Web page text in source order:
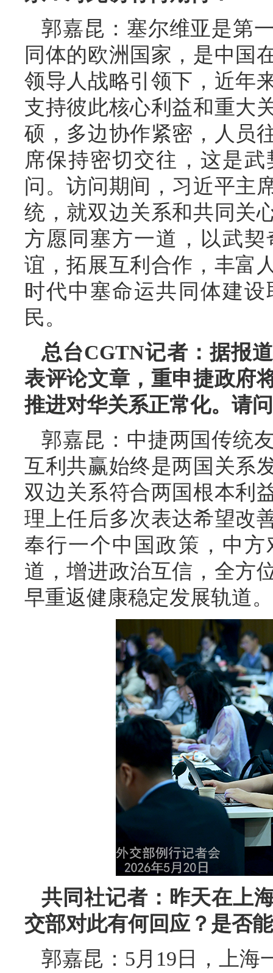
郭嘉昆：塞尔维亚是第
同体的欧洲国家，是中国
领导人战略引领下，近年
支持彼此核心利益和重大
硕，多边协作紧密，人员
席保持密切交往，这是
问。访问期间，习近平主
统，就双边关系和共同关
方愿同塞方一道，以武
谊，拓展互利合作，丰富
时代中塞命运共同体建
民。
总台CGTN记者：据报
表评论文章，重申捷政府
推进对华关系正常化。请
郭嘉昆：中捷两国传统
互利共赢始终是两国关系
双边关系符合两国根本利
理上任后多次表达希望改
奉行一个中国政策，中
道，增进政治互信，全方
早重返健康稳定发展轨道。
共同社记者：昨天在上
交部对此有何回应？是否
郭嘉昆：5月19日，上海